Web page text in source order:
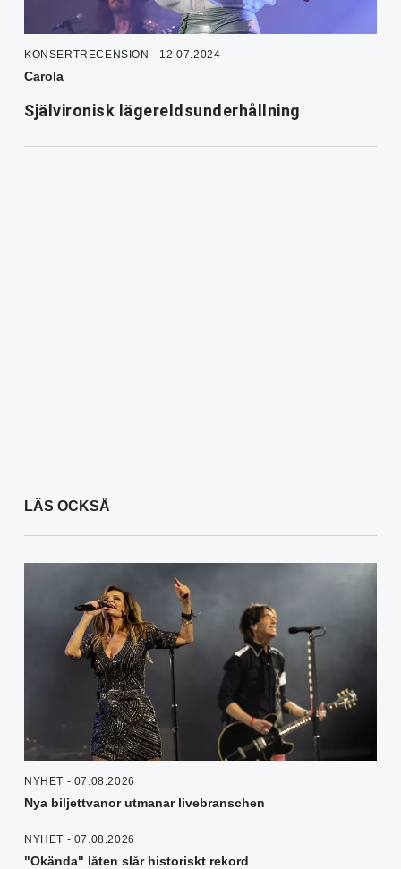
KONSERTRECENSION - 12.07.2024
Carola
Självironisk lägereldsunderhållning
LÄS OCKSÅ
NYHET - 07.08.2026
Nya biljettvanor utmanar livebranschen
NYHET - 07.08.2026
"Okända" låten slår historiskt rekord